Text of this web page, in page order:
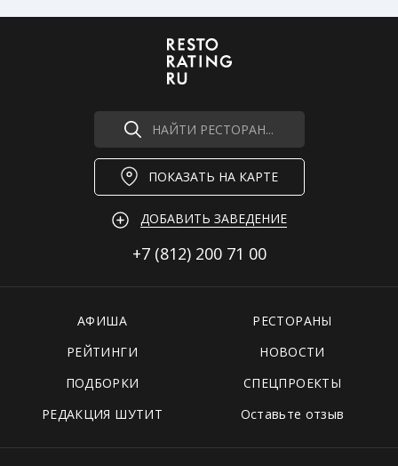
НАЙТИ РЕСТОРАН...
ПОКАЗАТЬ НА КАРТЕ
ДОБАВИТЬ ЗАВЕДЕНИЕ
+7 (812) 200 71 00
АФИША
РЕСТОРАНЫ
РЕЙТИНГИ
НОВОСТИ
ПОДБОРКИ
СПЕЦПРОЕКТЫ
РЕДАКЦИЯ ШУТИТ
Оставьте отзыв